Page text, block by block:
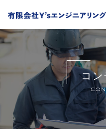
当社
業
スタ
愛知県本
京都支
コン